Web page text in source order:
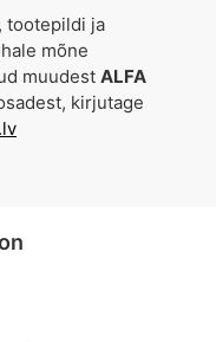
tootepildi ja
mõne
muudest ALFA
kirjutage